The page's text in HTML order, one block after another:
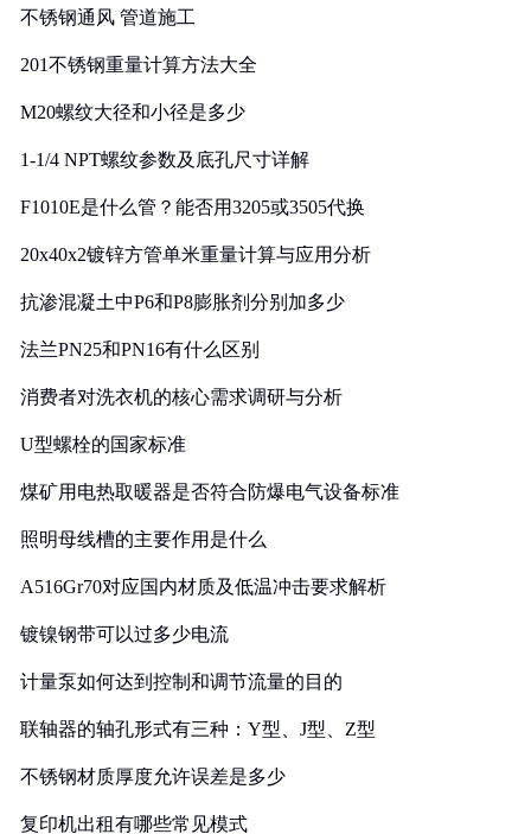
不锈钢通风 管道施工
201不锈钢重量计算方法大全
M20螺纹大径和小径是多少
1-1/4 NPT螺纹参数及底孔尺寸详解
F1010E是什么管？能否用3205或3505代换
20x40x2镀锌方管单米重量计算与应用分析
抗渗混凝土中P6和P8膨胀剂分别加多少
法兰PN25和PN16有什么区别
消费者对洗衣机的核心需求调研与分析
U型螺栓的国家标准
煤矿用电热取暖器是否符合防爆电气设备标准
照明母线槽的主要作用是什么
A516Gr70对应国内材质及低温冲击要求解析
镀镍钢带可以过多少电流
计量泵如何达到控制和调节流量的目的
联轴器的轴孔形式有三种：Y型、J型、Z型
不锈钢材质厚度允许误差是多少
复印机出租有哪些常见模式